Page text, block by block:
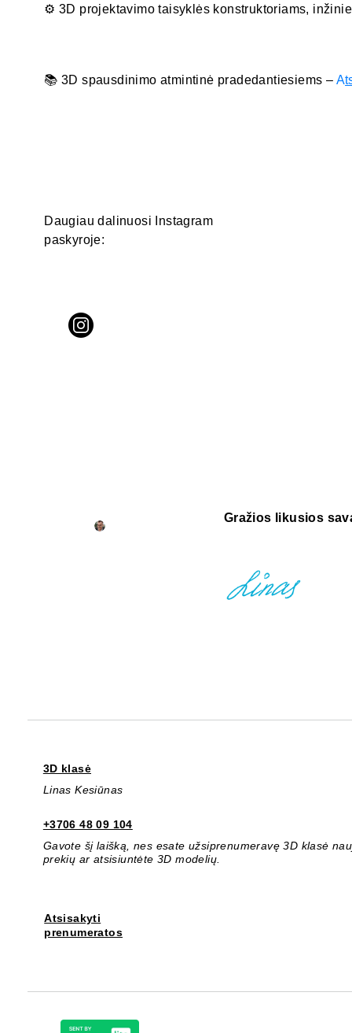
⚙️ 3D projektavimo taisyklės konstruktoriams,
📚 3D spausdinimo atmintinė pradedantiesiems – A
Daugiau dalinuosi Instagram
paskyroje:
Gražios likusios
3D klasė
Linas Kesiūnas
+3706 48 09 104
Gavote šį laišką, nes esate užsiprenumeravę 3D klasė
prekių ar atsisiuntėte 3D modelių.
Atsisakyti
prenumeratos